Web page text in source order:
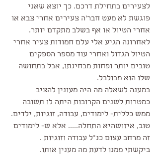
לצעירים בתחילת דרכם. כך יוצא שאני
פוגשת לא מעט חבר'ה צעירים אחרי צבא או
אחרי הטיול או אף בשלב מתקדם יותר.
לאחרונה הגיע אלי עלם חמודות צעיר אחרי
הטיול הגדול ואחרי עוד מספר הספקים
טובים יותר ופחות מבחינתו, אבל בתחושה
שלו הוא מבולבל.
במענה לשאלה מה היה מעונין להציב
כמטרות לשנים הקרובות היתה לו תשובה
ממש כללית- לימודים, עבודה, זוגיות, ילדים.
טוב, איזושהיא התחלה..... אלא ש- לימודים
זה מרחב עצום כנ"ל עבודה וזוגיות .
ביקשתי ממנו לדעת מה מענין אותו.